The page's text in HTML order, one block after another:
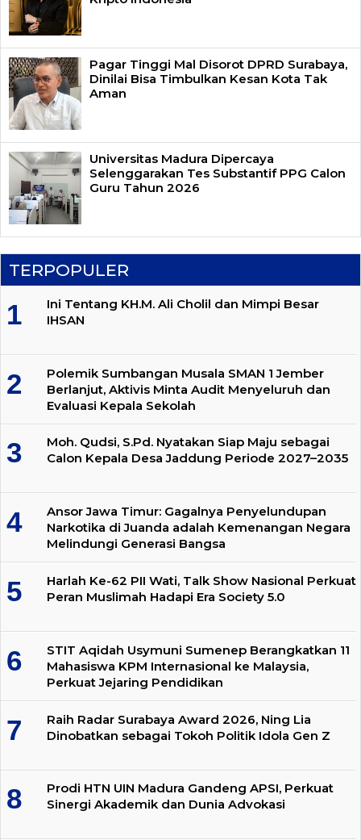
Pagar Tinggi Mal Disorot DPRD Surabaya,
Dinilai Bisa Timbulkan Kesan Kota Tak
Aman
Universitas Madura Dipercaya
Selenggarakan Tes Substantif PPG Calon
Guru Tahun 2026
TERPOPULER
Ini Tentang KH.M. Ali Cholil dan Mimpi Besar
IHSAN
Polemik Sumbangan Musala SMAN 1 Jember
Berlanjut, Aktivis Minta Audit Menyeluruh dan
Evaluasi Kepala Sekolah
Moh. Qudsi, S.Pd. Nyatakan Siap Maju sebagai
Calon Kepala Desa Jaddung Periode 2027–2035
Ansor Jawa Timur: Gagalnya Penyelundupan
Narkotika di Juanda adalah Kemenangan Negara
Melindungi Generasi Bangsa
Harlah Ke-62 PII Wati, Talk Show Nasional Perkuat
Peran Muslimah Hadapi Era Society 5.0
STIT Aqidah Usymuni Sumenep Berangkatkan 11
Mahasiswa KPM Internasional ke Malaysia,
Perkuat Jejaring Pendidikan
Raih Radar Surabaya Award 2026, Ning Lia
Dinobatkan sebagai Tokoh Politik Idola Gen Z
Prodi HTN UIN Madura Gandeng APSI, Perkuat
Sinergi Akademik dan Dunia Advokasi